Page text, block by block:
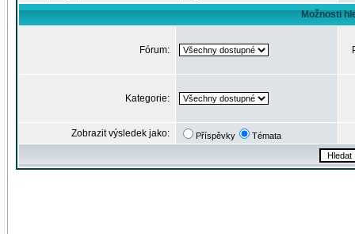
Možnosti
Fórum:
Kategorie:
Zobrazit výsledek jako: Příspěvky Témata